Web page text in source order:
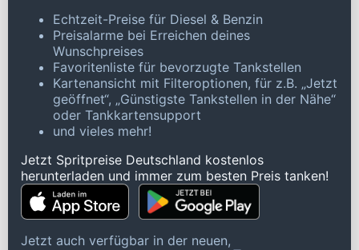
Echtzeit-Preise für Diesel & Benzin
Preisalarme bei Erreichen deines
Wunschpreises
Favoritenliste für bevorzugte Tankstellen
Kartenansicht mit Filteroptionen, für z.B. „Jetzt
geöffnet“, „Günstigste Tankstellen in der Nähe“
oder Tankkartensupport
und vieles mehr!
Jetzt Spritpreise Deutschland kostenlos
herunterladen und immer zum besten Preis tanken!
Jetzt auch verfügbar in der neuen,